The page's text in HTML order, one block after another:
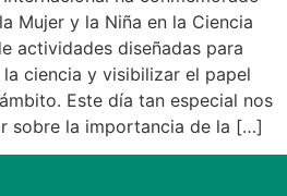
Mujer y la Niña en la Ciencia
actividades diseñadas para
ciencia y visibilizar el papel
Este día tan especial nos
sobre la importancia de la […]